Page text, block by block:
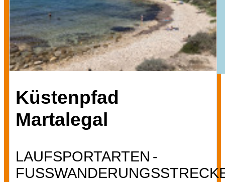
Küstenpfad
Martalegal
LAUFSPORTARTEN
FUSSWANDERUNGSSTRECKE